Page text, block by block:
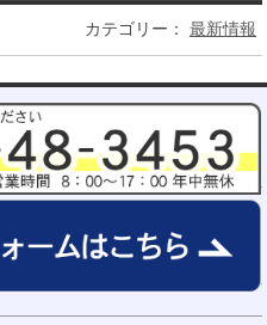
カテゴリー：最新情報